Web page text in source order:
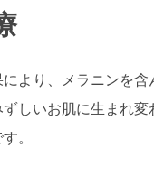
より、メラニンを含
しいお肌に生まれ変
。